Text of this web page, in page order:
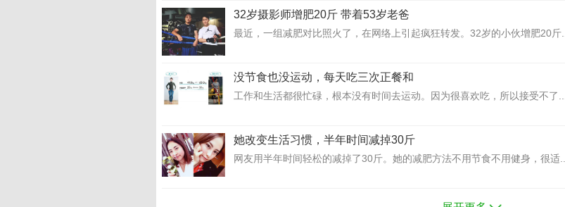
32岁摄影师增肥20斤 带着53岁老爸
最近，一组减肥对比照火了，在网络上引起疯狂转发。32岁的小伙增肥20斤...
没节食也没运动，每天吃三次正餐和
工作和生活都很忙碌，根本没有时间去运动。因为很喜欢吃，所以接受不了...
她改变生活习惯，半年时间减掉30斤
网友用半年时间轻松的减掉了30斤。她的减肥方法不用节食不用健身，很适...